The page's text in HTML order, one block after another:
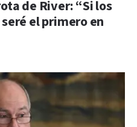
de River: “Si los
el primero en